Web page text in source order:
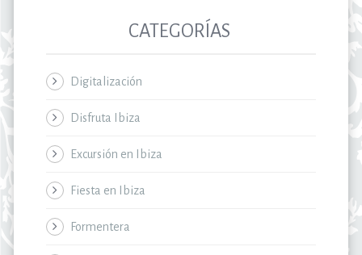
CATEGORÍAS
Digitalización
Disfruta Ibiza
Excursión en Ibiza
Fiesta en Ibiza
Formentera